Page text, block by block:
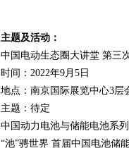
主题及活动：
中国电动生态圈大讲堂 第三
时间：2022年9月 5日
地点：南京国际展览中心3层
主题：待定
中国动力电池与储能电池系
“池”骋世界 首届中国电池储